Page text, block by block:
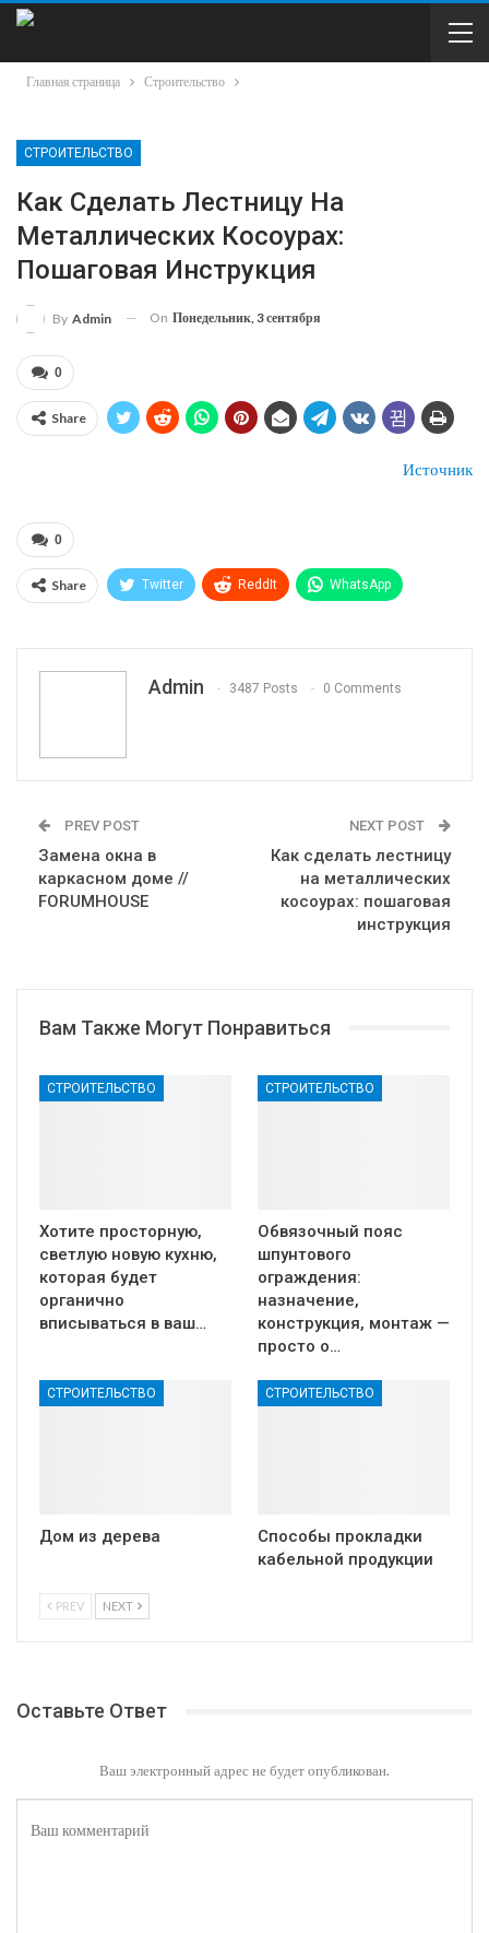
Главная страница Строительство
СТРОИТЕЛЬСТВО
Как Сделать Лестницу На
Металлических Косоурах:
Пошаговая Инструкция
By Admin On Понедельник, 3 сентября
0
Share
Источник
0
Share Twitter ReddIt WhatsApp
Admin 3487 Posts 0 Comments
PREV POST
Замена окна в
каркасном доме //
FORUMHOUSE
NEXT POST
Как сделать лестницу
на металлических
косоурах: пошаговая
инструкция
Вам Также Могут Понравиться
СТРОИТЕЛЬСТВО
Хотите просторную,
светлую новую кухню,
которая будет
органично
вписываться в ваш…
СТРОИТЕЛЬСТВО
Обвязочный пояс
шпунтового
ограждения:
назначение,
конструкция, монтаж —
просто о…
СТРОИТЕЛЬСТВО
Дом из дерева
СТРОИТЕЛЬСТВО
Способы прокладки
кабельной продукции
PREV NEXT
Оставьте Ответ
Ваш электронный адрес не будет опубликован.